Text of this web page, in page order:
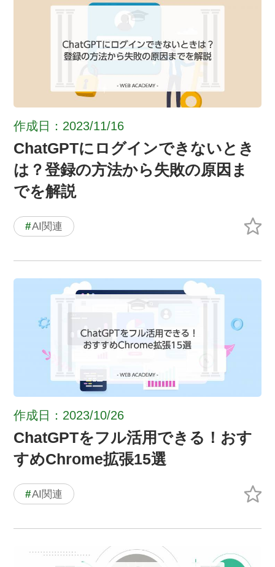
作成日：2023/11/16
ChatGPTにログインできないとき
は？登録の方法から失敗の原因ま
でを解説
#AI関連
作成日：2023/10/26
ChatGPTをフル活用できる！おす
すめChrome拡張15選
#AI関連